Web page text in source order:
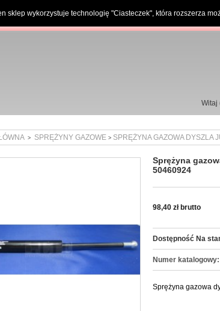
Kontakt tel. +48 661 63 92 16,
Szukaj
Witaj
> SPRĘŻYNY GAZOWE > SPRĘŻYNA GAZOWA DYSZLA
Sprężyna
50460924
98,40 zł brutto
Dostępność Na
Numer katalogowy:
Sprężyna gazowa
sklep wykorzystuje technologię "Ciasteczek", która rozszerza